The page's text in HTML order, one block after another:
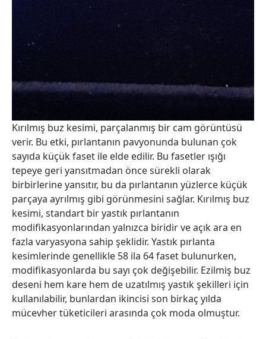
Kırılmış buz kesimi, parçalanmış bir cam görüntüsü
verir. Bu etki, pırlantanın pavyonunda bulunan çok
sayıda küçük faset ile elde edilir. Bu fasetler ışığı
tepeye geri yansıtmadan önce sürekli olarak
birbirlerine yansıtır, bu da pırlantanın yüzlerce küçük
parçaya ayrılmış gibi görünmesini sağlar. Kırılmış buz
kesimi, standart bir yastık pırlantanın
modifikasyonlarından yalnızca biridir ve açık ara en
fazla varyasyona sahip şeklidir. Yastık pırlanta
kesimlerinde genellikle 58 ila 64 faset bulunurken,
modifikasyonlarda bu sayı çok değişebilir. Ezilmiş buz
deseni hem kare hem de uzatılmış yastık şekilleri için
kullanılabilir, bunlardan ikincisi son birkaç yılda
mücevher tüketicileri arasında çok moda olmuştur.